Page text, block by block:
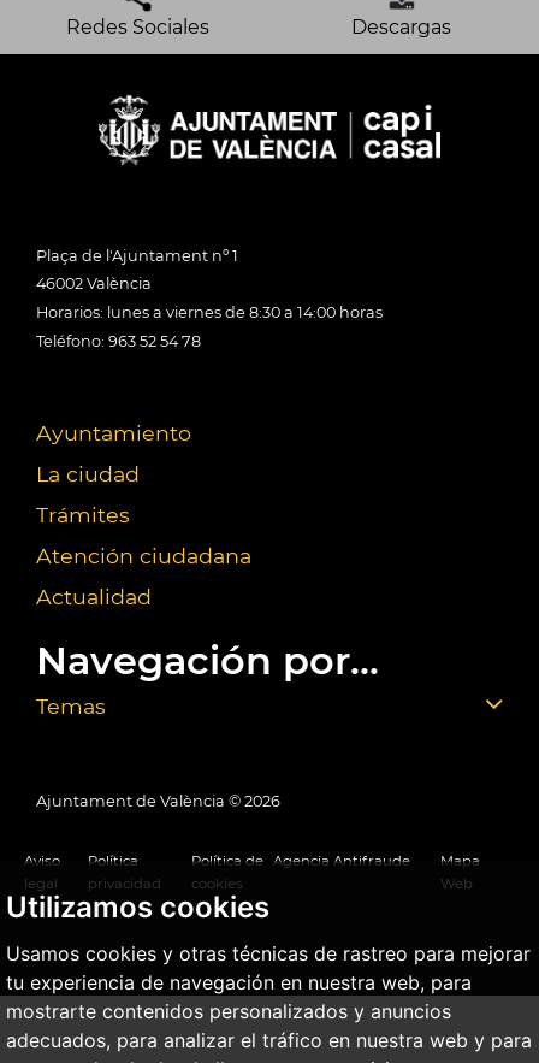
Utilizamos cookies
Usamos cookies y otras técnicas de rastreo para mejorar
tu experiencia de navegación en nuestra web, para
mostrarte contenidos personalizados y anuncios
adecuados, para analizar el tráfico en nuestra web y para
Redes Sociales Descargas
Plaça de l'Ajuntament nº 1
46002 València
Horarios: lunes a viernes de 8:30 a 14:00 horas
Teléfono: 963 52 54 78
Ayuntamiento
La ciudad
Trámites
Atención ciudadana
Actualidad
Navegación por...
Temas
Ajuntament de València © 2026
Aviso
legal
Política
privacidad
Política de
cookies
Agencia Antifraude
Mapa
Web